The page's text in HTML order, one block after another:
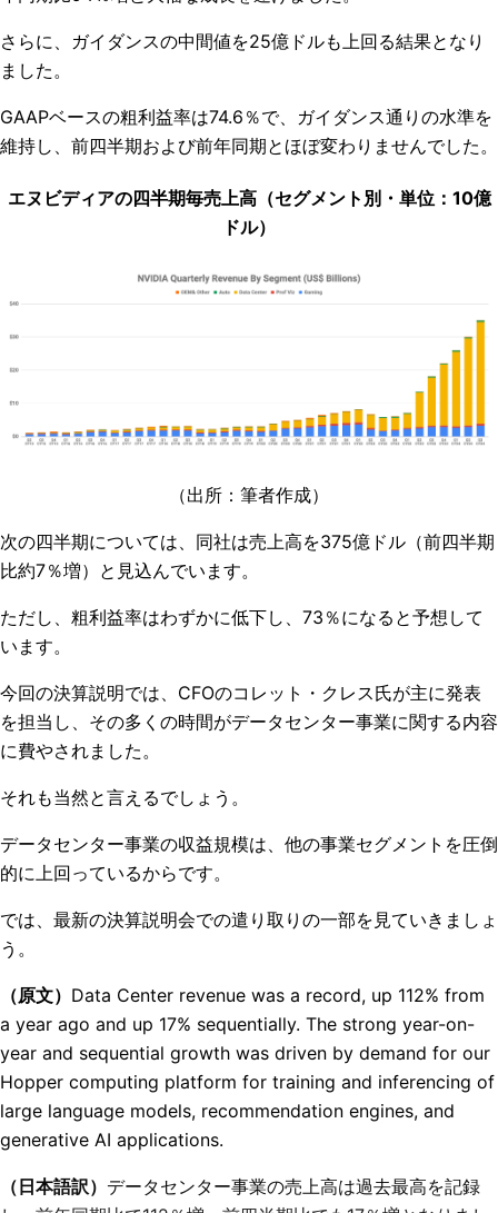
さらに、ガイダンスの中間値を25億ドルも上回る結果となり
ました。
GAAPベースの粗利益率は74.6％で、ガイダンス通りの水準を
維持し、前四半期および前年同期とほぼ変わりませんでした。
エヌビディアの四半期毎売上高（セグメント別・単位：10億
ドル）
（出所：筆者作成）
次の四半期については、同社は売上高を375億ドル（前四半期
比約7％増）と見込んでいます。
ただし、粗利益率はわずかに低下し、73％になると予想して
います。
今回の決算説明では、CFOのコレット・クレス氏が主に発表
を担当し、その多くの時間がデータセンター事業に関する内容
に費やされました。
それも当然と言えるでしょう。
データセンター事業の収益規模は、他の事業セグメントを圧倒
的に上回っているからです。
では、最新の決算説明会での遣り取りの一部を見ていきましょ
う。
（原文） Data Center revenue was a record, up 112% from
a year ago and up 17% sequentially. The strong year-on-
year and sequential growth was driven by demand for our
Hopper computing platform for training and inferencing of
large language models, recommendation engines, and
generative AI applications.
（日本語訳） データセンター事業の売上高は過去最高を記録